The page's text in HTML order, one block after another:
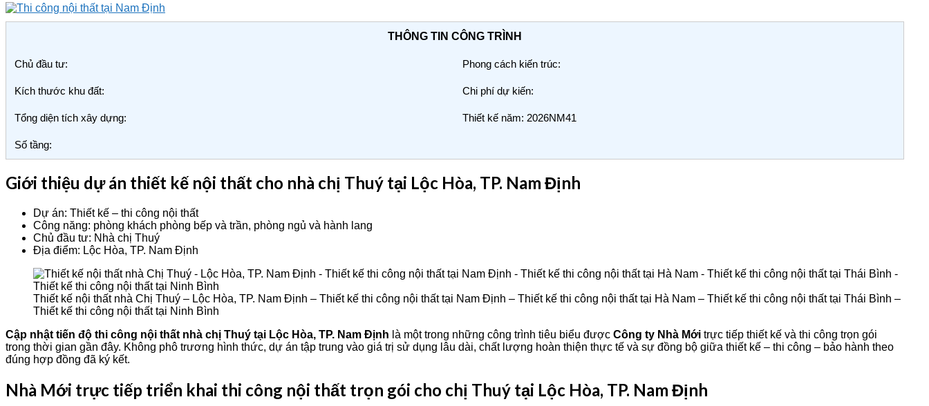
THÔNG TIN CÔNG TRÌNH
Chủ đầu tư: Phong cách kiến trúc:
Kích thước khu đất: Chi phí dự kiến:
Tổng diện tích xây dựng: Thiết kế năm: 2026NM41
Số tầng:
Giới thiệu dự án thiết kế nội thất cho nhà chị Thuý tại Lộc Hòa, TP. Nam Định
Dự án: Thiết kế – thi công nội thất
Công năng: phòng khách phòng bếp và trần, phòng ngủ và hành lang
Chủ đầu tư: Nhà chị Thuý
Địa điểm: Lộc Hòa, TP. Nam Định
Thiết kế nội thất nhà Chị Thuý – Lộc Hòa, TP. Nam Định – Thiết kế thi công nội thất tại Nam Định – Thiết kế thi công nội thất tại Hà Nam – Thiết kế thi công nội thất tại Thái Bình –
Thiết kế thi công nội thất tại Ninh Bình
Cập nhật tiến độ thi công nội thất nhà chị Thuý tại Lộc Hòa, TP. Nam Định là một trong những công trình tiêu biểu được Công ty Nhà Mới trực tiếp thiết kế và thi công trọn gói
trong thời gian gần đây. Không phô trương hình thức, dự án tập trung vào giá trị sử dụng lâu dài, chất lượng hoàn thiện thực tế và sự đồng bộ giữa thiết kế – thi công – bảo hành theo
đúng hợp đồng đã ký kết.
Nhà Mới trực tiếp triển khai thi công nội thất trọn gói cho chị Thuý tại Lộc Hòa, TP. Nam Định